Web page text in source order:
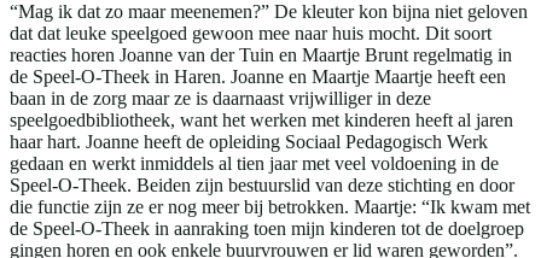
“Mag ik dat zo maar meenemen?” De kleuter kon bijna niet geloven
dat dat leuke speelgoed gewoon mee naar huis mocht. Dit soort
reacties horen Joanne van der Tuin en Maartje Brunt regelmatig in
de Speel-O-Theek in Haren. Joanne en Maartje Maartje heeft een
baan in de zorg maar ze is daarnaast vrijwilliger in deze
speelgoedbibliotheek, want het werken met kinderen heeft al jaren
haar hart. Joanne heeft de opleiding Sociaal Pedagogisch Werk
gedaan en werkt inmiddels al tien jaar met veel voldoening in de
Speel-O-Theek. Beiden zijn bestuurslid van deze stichting en door
die functie zijn ze er nog meer bij betrokken. Maartje: “Ik kwam met
de Speel-O-Theek in aanraking toen mijn kinderen tot de doelgroep
gingen horen en ook enkele buurvrouwen er lid waren geworden”.